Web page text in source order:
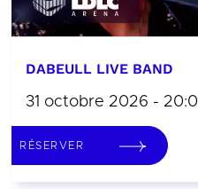
DABEULL LIVE BAND
31 octobre 2026 -
RÉSERVER